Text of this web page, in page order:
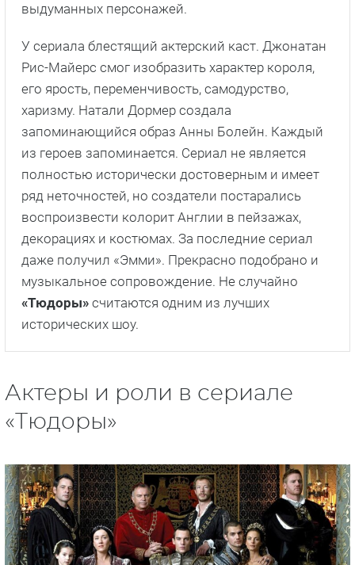
выдуманных персонажей.
У сериала блестящий актерский каст. Джонатан
Рис-Майерc смог изобразить характер короля,
его ярость, переменчивость, самодурство,
харизму. Натали Дормер создала
запоминающийся образ Анны Болейн. Каждый
из героев запоминается. Сериал не является
полностью исторически достоверным и имеет
ряд неточностей, но создатели постарались
воспроизвести колорит Англии в пейзажах,
декорациях и костюмах. За последние сериал
даже получил «Эмми». Прекрасно подобрано и
музыкальное сопровождение. Не случайно
«Тюдоры» считаются одним из лучших
исторических шоу.
Актеры и роли в сериале
«Тюдоры»